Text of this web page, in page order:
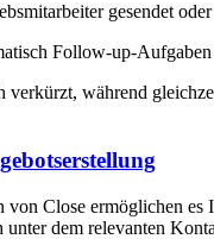
gesendet
Follow-up-
verkürzt, während
Close ermöglichen es
dem relevanten